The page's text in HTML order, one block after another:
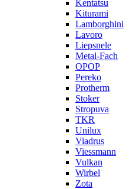
Kentatsu
Kiturami
Lamborghini
Lavoro
Liepsnele
Metal-Fach
OPOP
Pereko
Protherm
Stoker
Stropuva
TKR
Unilux
Viadrus
Viessmann
Vulkan
Wirbel
Zota